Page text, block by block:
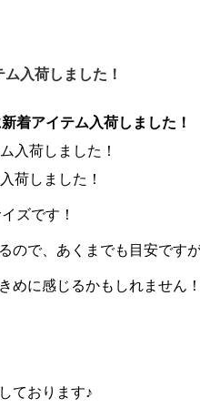
入荷しました！
着アイテム入荷しました！
荷しました！
ズです！
ので、あくまでも目安です
めに感じるかもしれません
ております♪